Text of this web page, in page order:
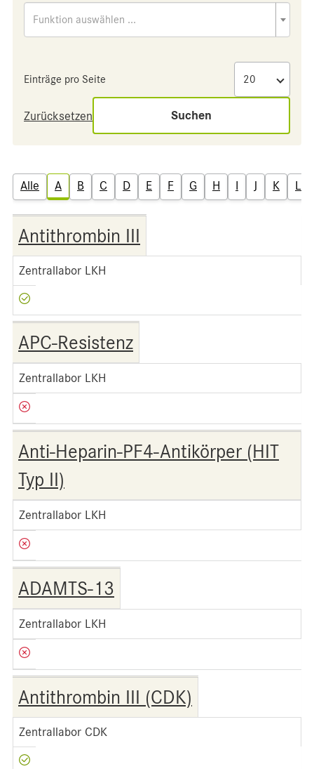
Funktion auswählen ...
Einträge pro Seite
Zurücksetzen Suchen
Alle A B C D E F G H I J K L
Antithrombin III
Zentrallabor LKH
APC-Resistenz
Zentrallabor LKH
Anti-Heparin-PF4-Antikörper (HIT
Typ II)
Zentrallabor LKH
ADAMTS-13
Zentrallabor LKH
Antithrombin III (CDK)
Zentrallabor CDK